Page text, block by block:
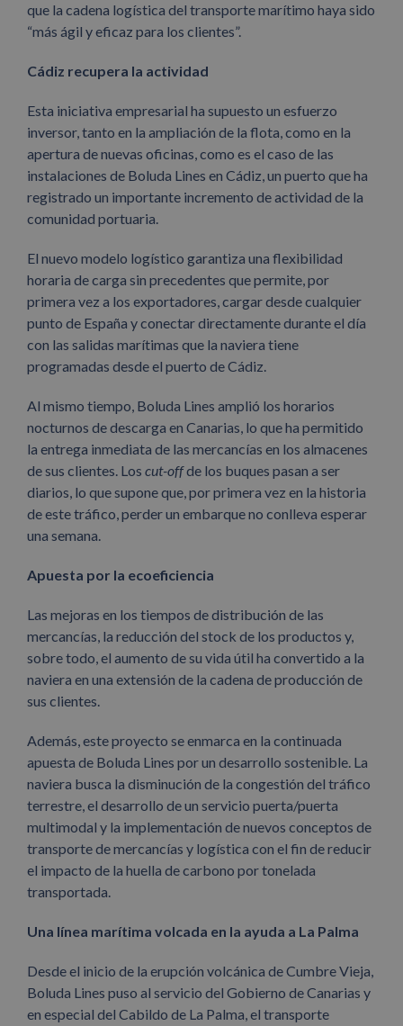
que la cadena logística del transporte marítimo haya sido
“más ágil y eficaz para los clientes”.
Cádiz recupera la actividad
Esta iniciativa empresarial ha supuesto un esfuerzo
inversor, tanto en la ampliación de la flota, como en la
apertura de nuevas oficinas, como es el caso de las
instalaciones de Boluda Lines en Cádiz, un puerto que ha
registrado un importante incremento de actividad de la
comunidad portuaria.
El nuevo modelo logístico garantiza una flexibilidad
horaria de carga sin precedentes que permite, por
primera vez a los exportadores, cargar desde cualquier
punto de España y conectar directamente durante el día
con las salidas marítimas que la naviera tiene
programadas desde el puerto de Cádiz.
Al mismo tiempo, Boluda Lines amplió los horarios
nocturnos de descarga en Canarias, lo que ha permitido
la entrega inmediata de las mercancías en los almacenes
de sus clientes. Los cut-offde los buques pasan a ser
diarios, lo que supone que, por primera vez en la historia
de este tráfico, perder un embarque no conlleva esperar
una semana.
Apuesta por la ecoeficiencia
Las mejoras en los tiempos de distribución de las
mercancías, la reducción del stock de los productos y,
sobre todo, el aumento de su vida útil ha convertido a la
naviera en una extensión de la cadena de producción de
sus clientes.
Además, este proyecto se enmarca en la continuada
apuesta de Boluda Lines por un desarrollo sostenible. La
naviera busca la disminución de la congestión del tráfico
terrestre, el desarrollo de un servicio puerta/puerta
multimodal y la implementación de nuevos conceptos de
transporte de mercancías y logística con el fin de reducir
el impacto de la huella de carbono por tonelada
transportada.
Una línea marítima volcada en la ayuda a La Palma
Desde el inicio de la erupción volcánica de Cumbre Vieja,
Boluda Lines puso al servicio del Gobierno de Canarias y
en especial del Cabildo de La Palma, el transporte